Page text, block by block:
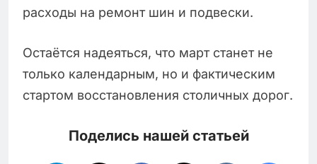
расходы на ремонт шин и подвески.
Остаётся надеяться, что март станет не
только календарным, но и фактическим
стартом восстановления столичных дорог.
Поделись нашей статьей